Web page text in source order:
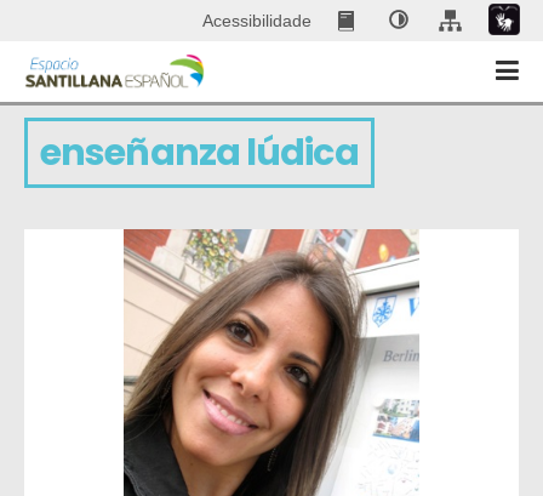
Acessibilidade
enseñanza lúdica